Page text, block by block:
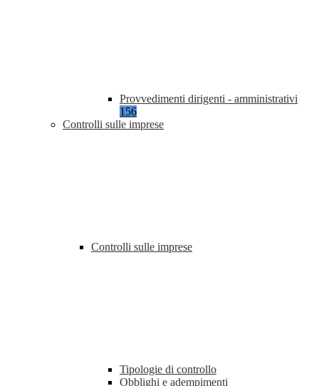
Provvedimenti dirigenti - amministrativi
156
Controlli sulle imprese
Controlli sulle imprese
Tipologie di controllo
Obblighi e adempimenti